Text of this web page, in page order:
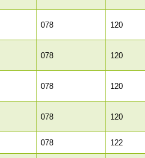
078 120
078 120
078 120
078 120
078 122